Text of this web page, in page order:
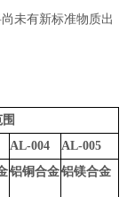
未有新标准物质出
AL-004
AL-005
铝铜合金铝镁合金